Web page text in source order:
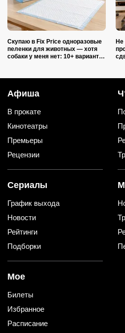
Скупаю в Fix Price одноразовые
пеленки для животных — хотя
собаки у меня нет: 10+ вариантов
Не
Афиша
В прокате
Кинотеатры
Премьеры
Рецензии
Сериалы
График выхода
Новости
Рейтинги
Подборки
Мое
Билеты
Избранное
Расписание